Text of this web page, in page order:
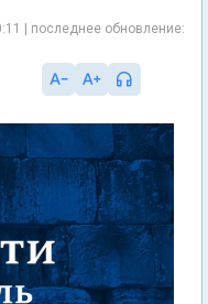
| последнее обновление: